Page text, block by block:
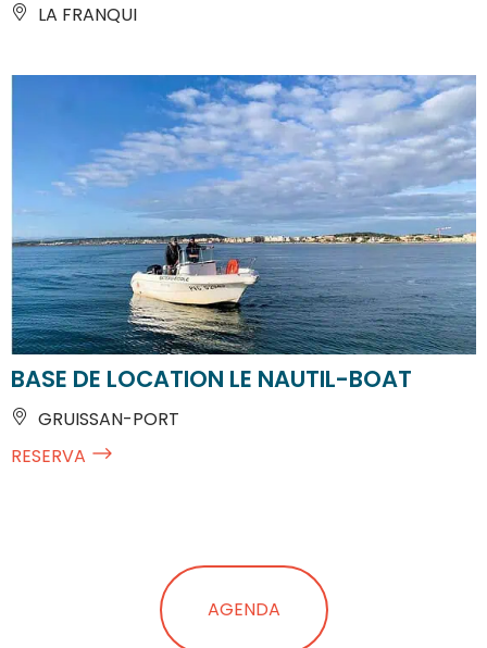
LA FRANQUI
BASE DE LOCATION LE NAUTIL-BOAT
GRUISSAN-PORT
RESERVA
AGENDA